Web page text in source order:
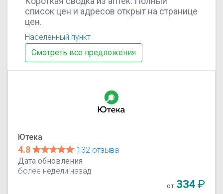
список цен и адресов открыт на странице
цен.
Населенный пункт
Смотреть все предложения
Ютека
4.8
132 отзыва
Дата обновления
более недели назад
от 334₽